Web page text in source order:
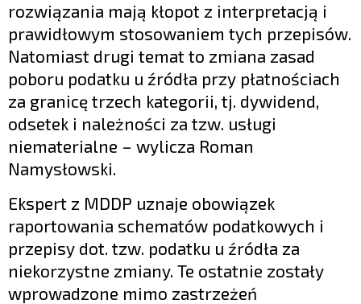
rozwiązania mają kłopot z interpretacją i
prawidłowym stosowaniem tych przepisów.
Natomiast drugi temat to zmiana zasad
poboru podatku u źródła przy płatnościach
za granicę trzech kategorii, tj. dywidend,
odsetek i należności za tzw. usługi
niematerialne – wylicza Roman
Namysłowski.
Ekspert z MDDP uznaje obowiązek
raportowania schematów podatkowych i
przepisy dot. tzw. podatku u źródła za
niekorzystne zmiany. Te ostatnie zostały
wprowadzone mimo zastrzeżeń